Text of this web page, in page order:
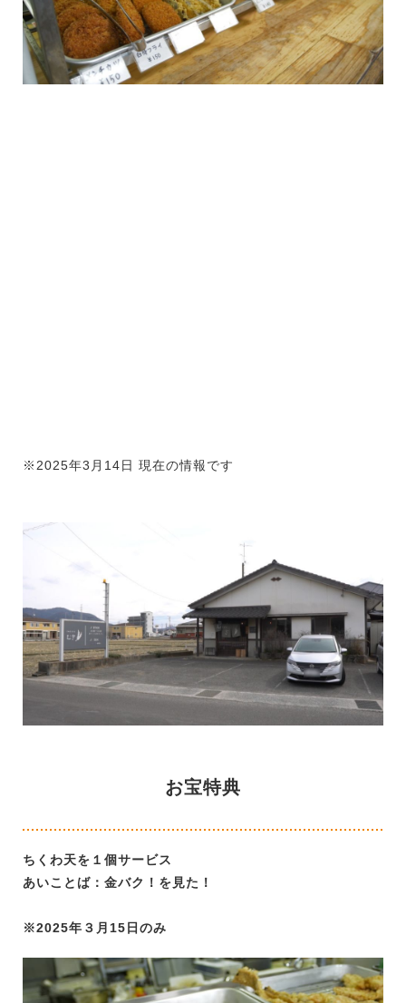
※2025年3月14日 現在の情報です
お宝特典
ちくわ天を１個サービス
あいことば：金バク！を見た！
※2025年３月15日のみ